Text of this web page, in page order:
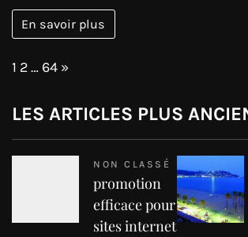
En savoir plus
Page:
1 2… 64 Next
»
LES ARTICLES PLUS
NON CLASSÉ
promotion
efficace pour
sites internet